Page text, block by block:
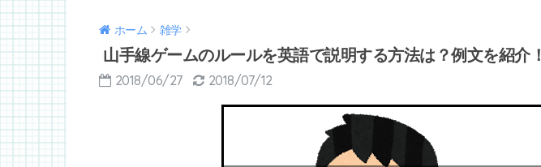
ホーム 雑学
山手線ゲームのルールを英語で説明する方法は？例文を紹介！
2018/06/27 2018/07/12